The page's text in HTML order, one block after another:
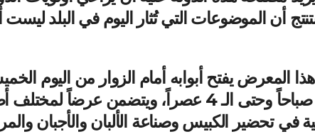
أن الموضوعات التي تُثار اليوم في البلد ليست
2025، من الساعة 10 صباحاً وحتى الـ 4 عصراً،
في تحضير الكبيس وصناعة الألبان والأجبان